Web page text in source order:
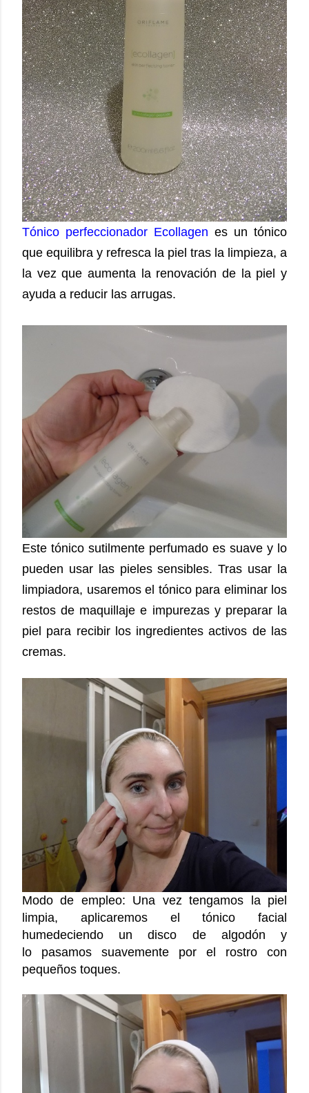
Tónico perfeccionador Ecollagen es un tónico
que equilibra y refresca la piel tras la limpieza, a
la vez que aumenta la renovación de la piel y
ayuda a reducir las arrugas.
Este tónico sutilmente perfumado es suave y lo
pueden usar las pieles sensibles. Tras usar la
limpiadora, usaremos el tónico para eliminar los
restos de maquillaje e impurezas y preparar la
piel para recibir los ingredientes activos de las
cremas.
Modo de empleo: Una vez tengamos la piel
limpia, aplicaremos el tónico facial
humedeciendo un disco de algodón y
lo pasamos suavemente por el rostro con
pequeños toques.